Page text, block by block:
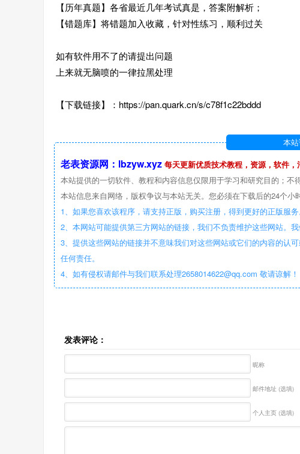
【历年真题】各省最近几年考试真是，答案附解析；
【错题库】将错题加入收藏，针对性练习，顺利过关
如有软件用不了的请提出问题
上来就无脑喷的一律拉黑处理
【下载链接】：https://pan.quark.cn/s/c78f1c22bddd
本
老表资源网：lbzyw.xyz 每天更新优质技术教程，资源，软件，
本站提供的一切软件、教程和内容信息仅限用于学习和研究目的；不
本站信息来自网络，版权争议与本站无关。您必须在下载后的24个小
1、如果您喜欢该程序，请支持正版，购买注册，得到更好的正版服务
2、本网站可能提供第三方网站的链接，我们不负责维护这些网站。我
3、提供这些网站的链接并不意味我们对这些网站或它们的内容的认
任何责任。
4、如有侵权请邮件与我们联系处理2658014622@qq.com 敬请谅解！
发表评论：
昵称
邮件地址 (选填)
个人主页 (选填)